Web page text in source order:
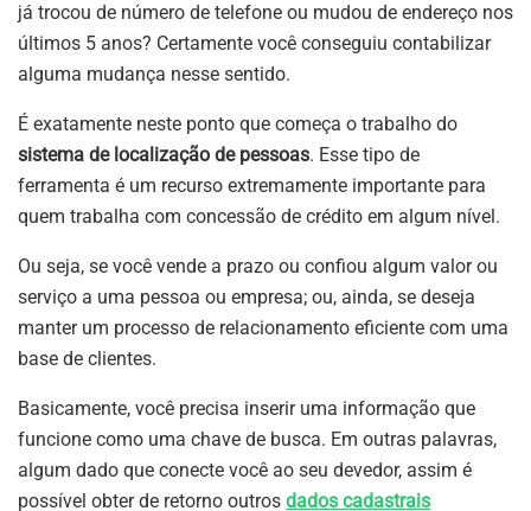
já trocou de número de telefone ou mudou de endereço nos
últimos 5 anos? Certamente você conseguiu contabilizar
alguma mudança nesse sentido.
É exatamente neste ponto que começa o trabalho do
sistema de localização de pessoas. Esse tipo de
ferramenta é um recurso extremamente importante para
quem trabalha com concessão de crédito em algum nível.
Ou seja, se você vende a prazo ou confiou algum valor ou
serviço a uma pessoa ou empresa; ou, ainda, se deseja
manter um processo de relacionamento eficiente com uma
base de clientes.
Basicamente, você precisa inserir uma informação que
funcione como uma chave de busca. Em outras palavras,
algum dado que conecte você ao seu devedor, assim é
possível obter de retorno outros dados cadastrais